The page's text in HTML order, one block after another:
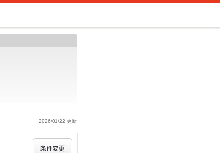
2026/01/22 更新